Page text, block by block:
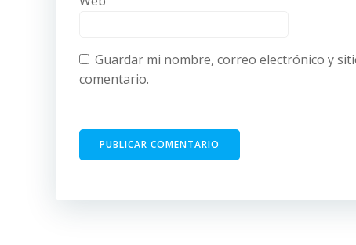
Guardar mi nombre, correo electrónico y
comentario.